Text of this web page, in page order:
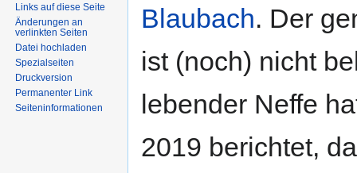
Blaubach. Der
ist (noch) nicht
lebender Neffe
2019 berichtet,
Links auf diese Seite
Änderungen an
verlinkten Seiten
Datei hochladen
Spezialseiten
Druckversion
Permanenter Link
Seiten­informationen